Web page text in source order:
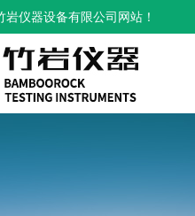
岩仪器设备有限公司网站！